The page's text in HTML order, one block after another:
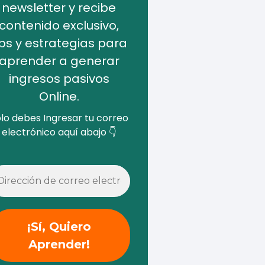
newsletter y recibe
exclusivo,
y estrategias para
a generar
ingresos pasivos
Online.
debes Ingresar tu correo
electrónico aquí abajo 👇